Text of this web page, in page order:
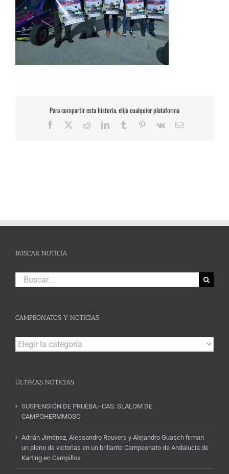
Para compartir esta historia, elija cualquier plataforma
Facebook RedditLinkedInTumblr Pinterest
Vk
Correo
BUSCAR NOTICIA
Buscar:
CAMPEONATOS Y NOTICIAS
Campeonatos
y
ÚLTIMAS NOTICIAS
SUSPENSIÓN DE PRUEBA.- CAS: SLALOM DE
CAMPOHERMMOSO
Adrián Jiménez, Alessandro Reuvers y Alejandro Guasch firman
un pleno de victorias en un brillante Campeonato de Andalucía de
Karting en Campillos